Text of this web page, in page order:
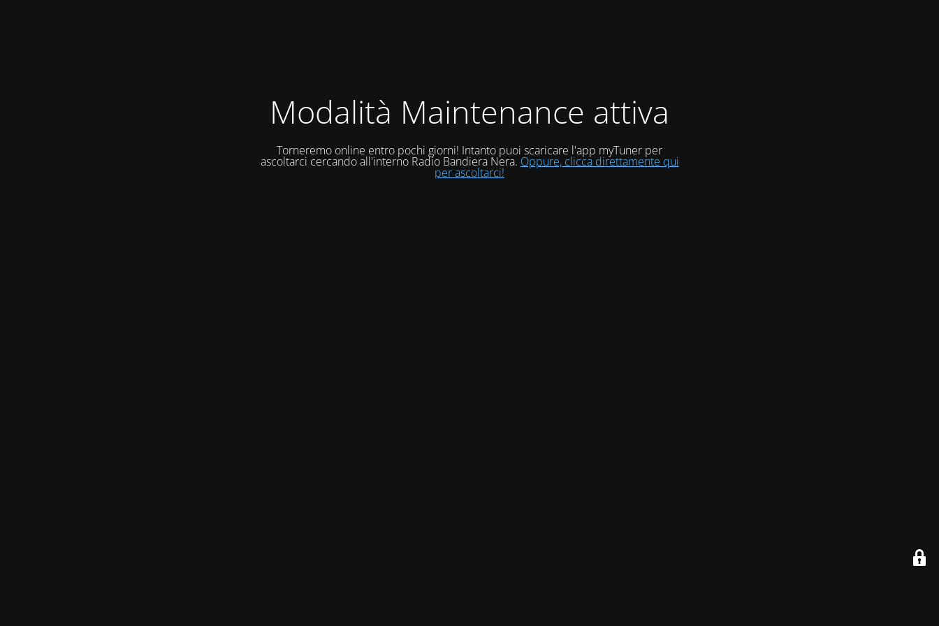
Modalità Maintenance attiva
Torneremo online entro pochi giorni! Intanto puoi scaricare l'app myTuner per
ascoltarci cercando all'interno Radio Bandiera Nera. Oppure, clicca direttamente qui
per ascoltarci!